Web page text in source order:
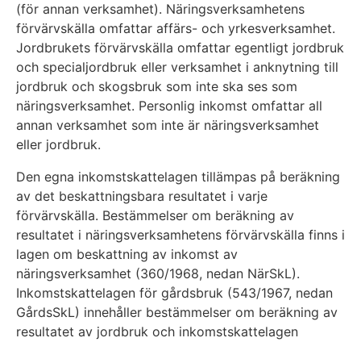
(för annan verksamhet). Näringsverksamhetens
förvärvskälla omfattar affärs- och yrkesverksamhet.
Jordbrukets förvärvskälla omfattar egentligt jordbruk
och specialjordbruk eller verksamhet i anknytning till
jordbruk och skogsbruk som inte ska ses som
näringsverksamhet. Personlig inkomst omfattar all
annan verksamhet som inte är näringsverksamhet
eller jordbruk.
Den egna inkomstskattelagen tillämpas på beräkning
av det beskattningsbara resultatet i varje
förvärvskälla. Bestämmelser om beräkning av
resultatet i näringsverksamhetens förvärvskälla finns i
lagen om beskattning av inkomst av
näringsverksamhet (360/1968, nedan NärSkL).
Inkomstskattelagen för gårdsbruk (543/1967, nedan
GårdsSkL) innehåller bestämmelser om beräkning av
resultatet av jordbruk och inkomstskattelagen